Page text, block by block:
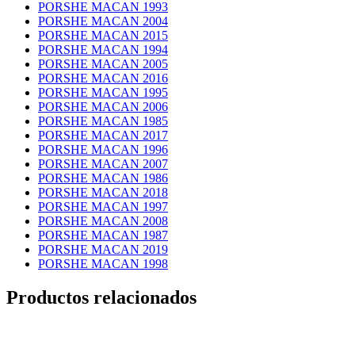
PORSHE MACAN 1993
PORSHE MACAN 2004
PORSHE MACAN 2015
PORSHE MACAN 1994
PORSHE MACAN 2005
PORSHE MACAN 2016
PORSHE MACAN 1995
PORSHE MACAN 2006
PORSHE MACAN 1985
PORSHE MACAN 2017
PORSHE MACAN 1996
PORSHE MACAN 2007
PORSHE MACAN 1986
PORSHE MACAN 2018
PORSHE MACAN 1997
PORSHE MACAN 2008
PORSHE MACAN 1987
PORSHE MACAN 2019
PORSHE MACAN 1998
Productos relacionados